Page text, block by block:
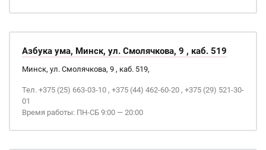
Азбука ума, Минск, ул. Смолячкова, 9 , каб. 519
Минск, ул. Смолячкова, 9 , каб. 519,
Тел. +375 (25) 663-03-10 , +375 (44) 462-60-20 , +375 (29) 521-30-
01
Время работы: ПН-СБ 9:00 — 20:00